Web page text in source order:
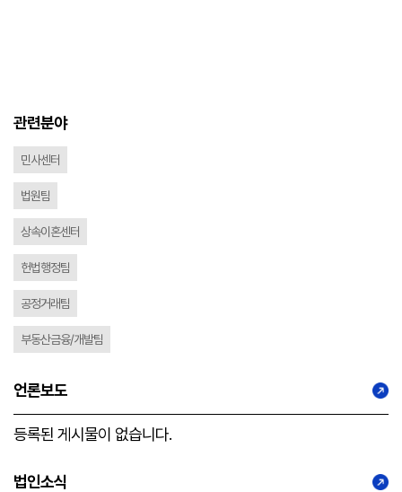
관련분야
민사센터
법원팀
상속이혼센터
헌법행정팀
공정거래팀
부동산금융/개발팀
언론보도
등록된 게시물이 없습니다.
법인소식